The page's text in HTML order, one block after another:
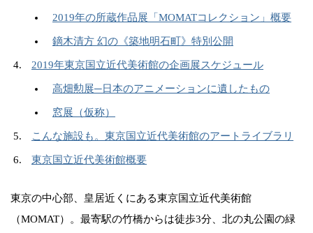
2019年の所蔵作品展「MOMATコレクション」概要
鏑木清方 幻の《築地明石町》特別公開
2019年東京国立近代美術館の企画展スケジュール
高畑勲展─日本のアニメーションに遺したもの
窓展（仮称）
こんな施設も。東京国立近代美術館のアートライブラリ
東京国立近代美術館概要
東京の中心部、皇居近くにある東京国立近代美術館
（MOMAT）。最寄駅の竹橋からは徒歩3分、北の丸公園の緑